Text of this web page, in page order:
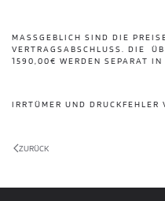
MASSGEBLICH SIND DIE
ERTRAGSABSCHLUSS. DIE
590,00€ WERDEN SEPARAT IN
IRRTÜMER UND DRUCKFEHLER
ZURÜCK